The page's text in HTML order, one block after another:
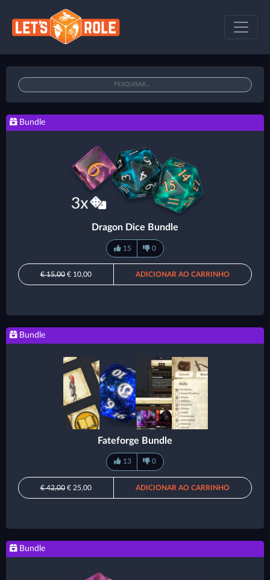
Bundle
Dragon Dice Bundle
15 0
€ 15,00 € 10,00 ADICIONAR AO CARRINHO
Bundle
Fateforge Bundle
13 0
€ 42,00 € 25,00 ADICIONAR AO CARRINHO
Bundle